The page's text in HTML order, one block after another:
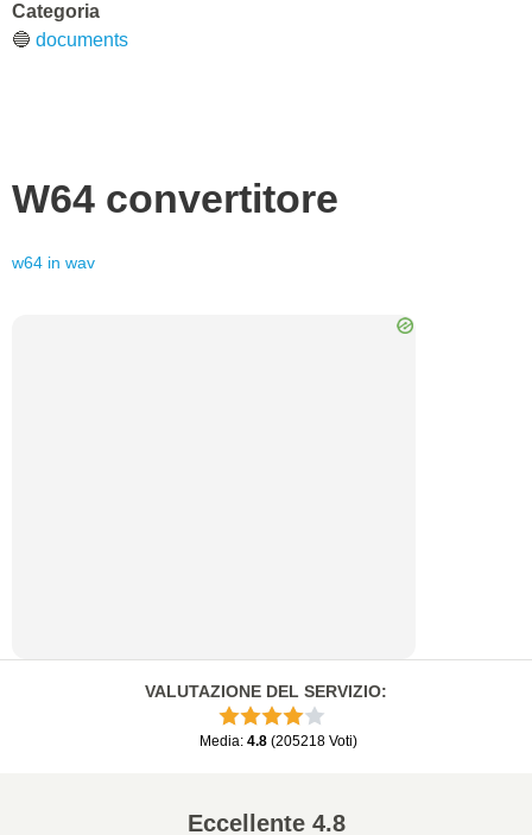
Categoria
🔵 documents
W64 convertitore
w64 in wav
VALUTAZIONE DEL SERVIZIO:
Media: 4.8 (205218 Voti)
Eccellente4.8